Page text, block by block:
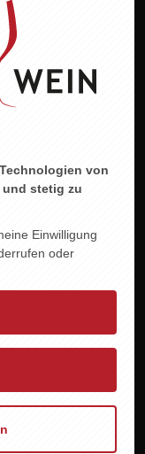
...
von
und stetig zu
Einwilligung
oder